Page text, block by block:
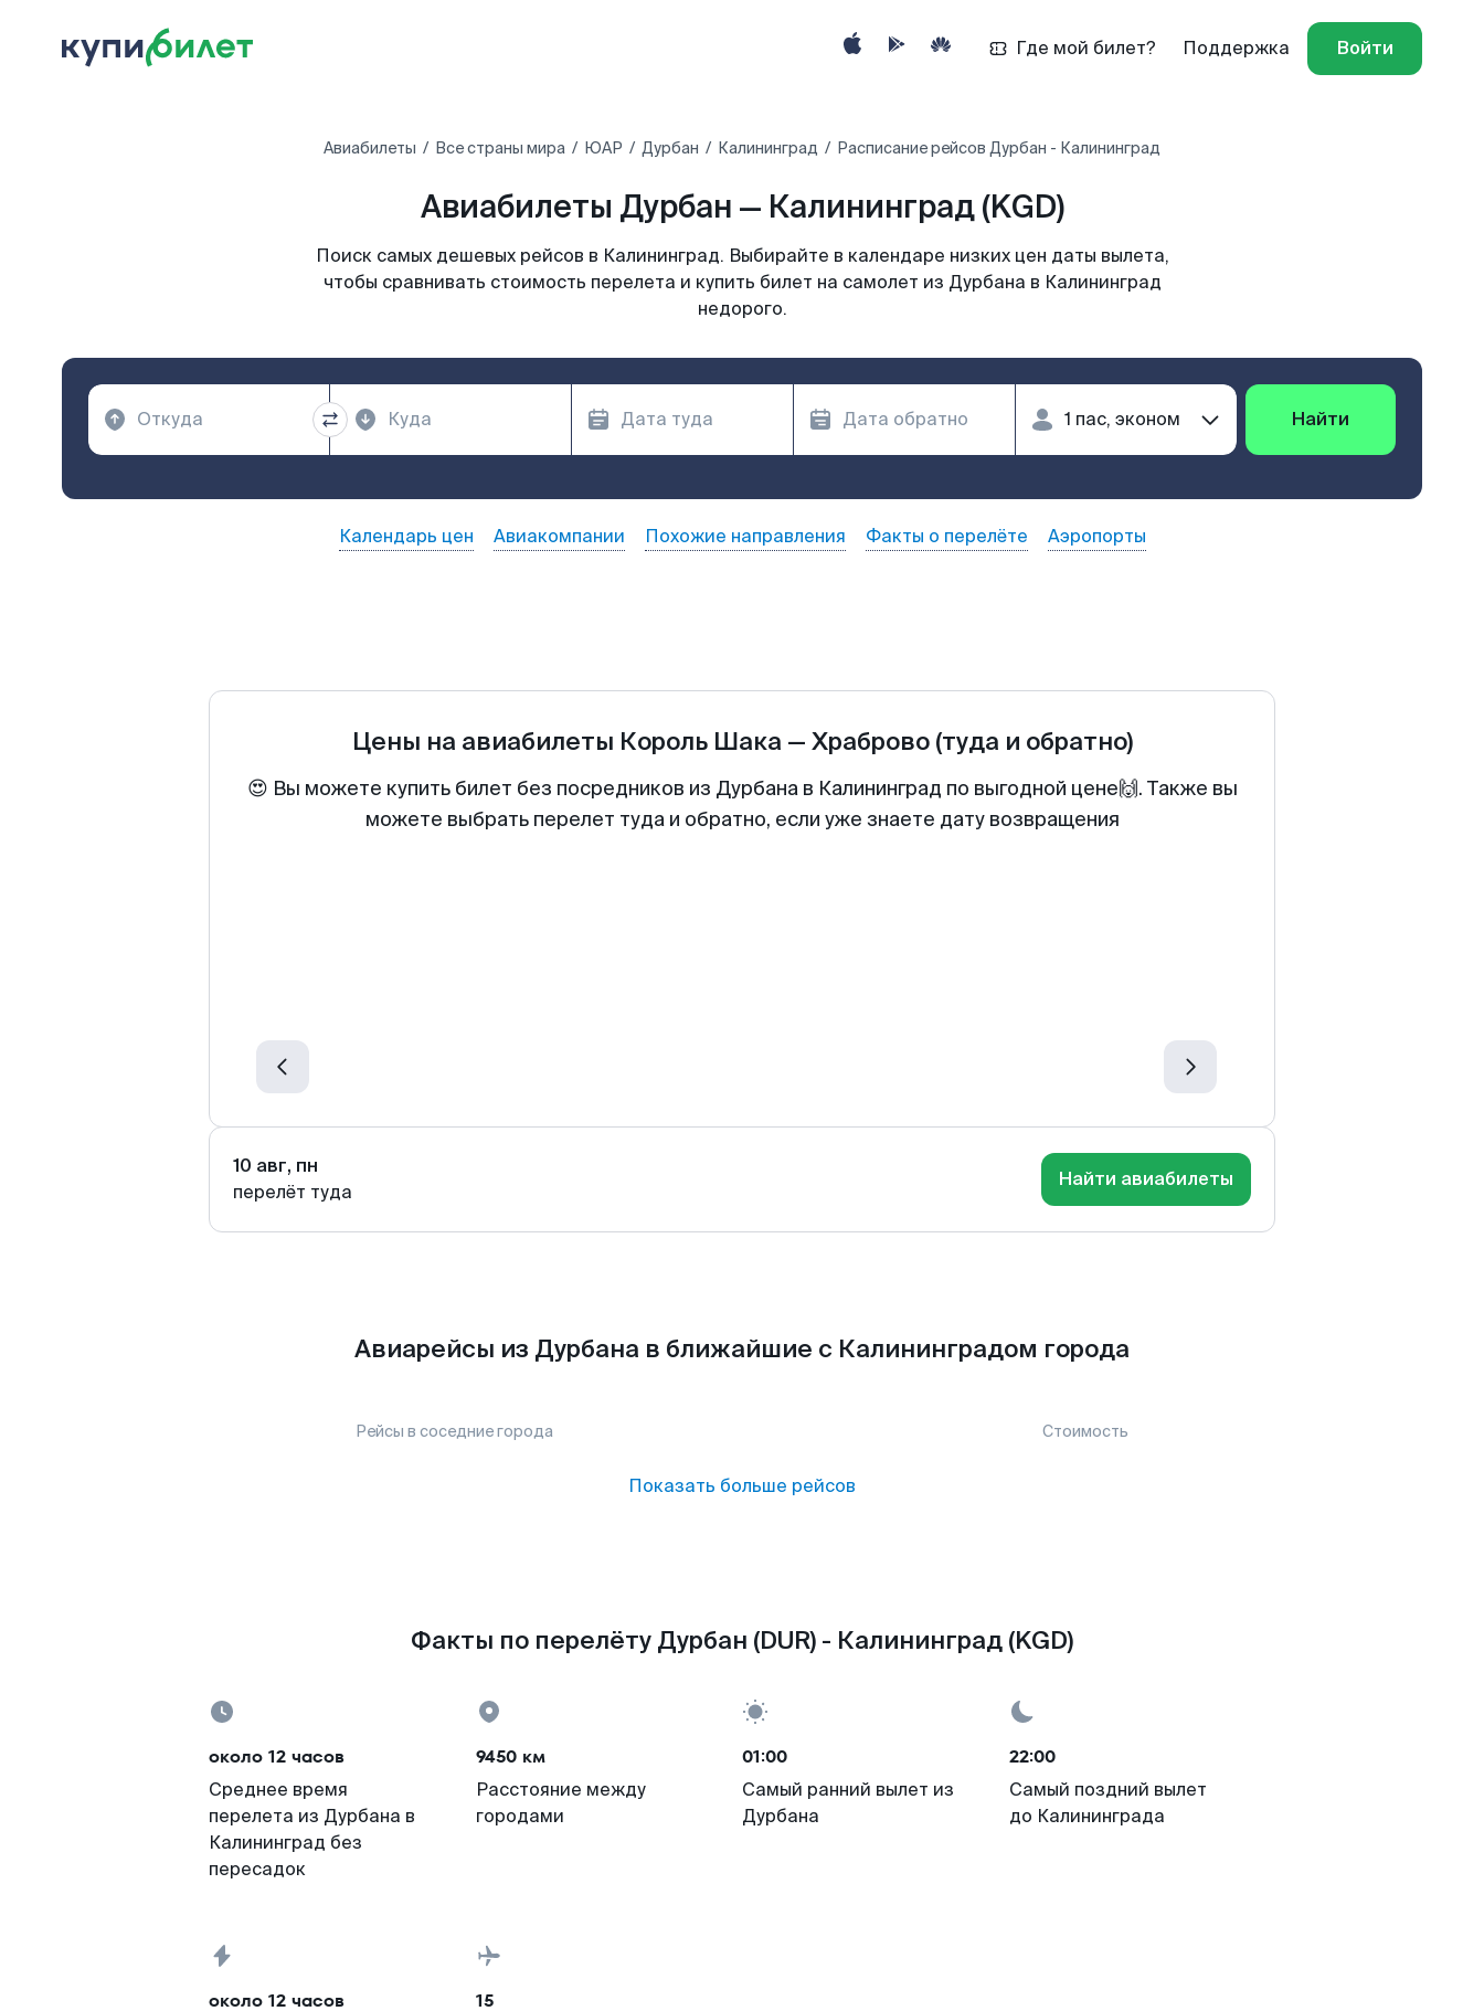
Где мой билет? Поддержка Войти
Авиабилеты Все страны мира ЮАР‎ Дурбан Калининград Расписание рейсов Дурбан - Калининград
Авиабилеты Дурбан — Калининград (KGD)
Поиск самых дешевых рейсов в Калининград. Выбирайте в календаре низких цен даты вылета,
чтобы сравнивать стоимость перелета и купить билет на самолет из Дурбана в Калининград
недорого.
Найти
Календарь цен Авиакомпании Похожие направления Факты о перелёте Аэропорты
Цены на авиабилеты Король Шака — Храброво (туда и обратно)
😍 Вы можете купить билет без посредников из Дурбана в Калининград по выгодной цене🙌. Также вы
можете выбрать перелет туда и обратно, если уже знаете дату возвращения
10 авг, пн
перелёт туда
Найти авиабилеты
Авиарейсы из Дурбана в ближайшие с Калининградом города
Рейсы в соседние города Стоимость
Показать больше рейсов
Факты по перелёту Дурбан (DUR) - Калининград (KGD)
около 12 часов
Среднее время
перелета из Дурбана в
Калининград без
пересадок
9450 км
Расстояние между
городами
01:00
Самый ранний вылет из
Дурбана
22:00
Самый поздний вылет
до Калининграда
около 12 часов 15